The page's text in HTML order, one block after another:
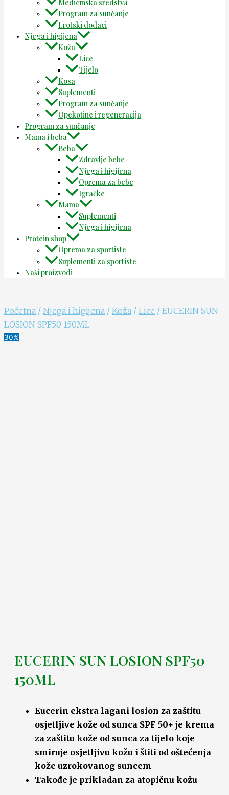
Medicinska sredstva
Program za sunčanje
Erotski dodaci
Njega i higijena
Koža
Lice
Tijelo
Kosa
Suplementi
Program za sunčanje
Opekotine i regeneracija
Program za sunčanje
Mama i beba
Beba
Zdravlje bebe
Njega i higijena
Oprema za bebe
Igračke
Mama
Suplementi
Njega i higijena
Protein shop
Oprema za sportiste
Suplementi za sportiste
Naši proizvodi
Početna / Njega i higijena / Koža / Lice / EUCERIN SUN
LOSION SPF50 150ML
30%
EUCERIN SUN LOSION SPF50
150ML
Eucerin ekstra lagani losion za zaštitu
osjetljive kože od sunca SPF 50+ je krema
za zaštitu kože od sunca za tijelo koje
smiruje osjetljivu kožu i štiti od oštećenja
kože uzrokovanog suncem
Takođe je prikladan za atopičnu kožu